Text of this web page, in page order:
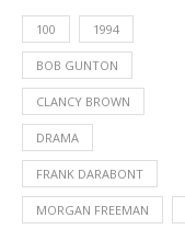
100 1994
BOB GUNTON
CLANCY BROWN
DRAMA
FRANK DARABONT
MORGAN FREEMAN